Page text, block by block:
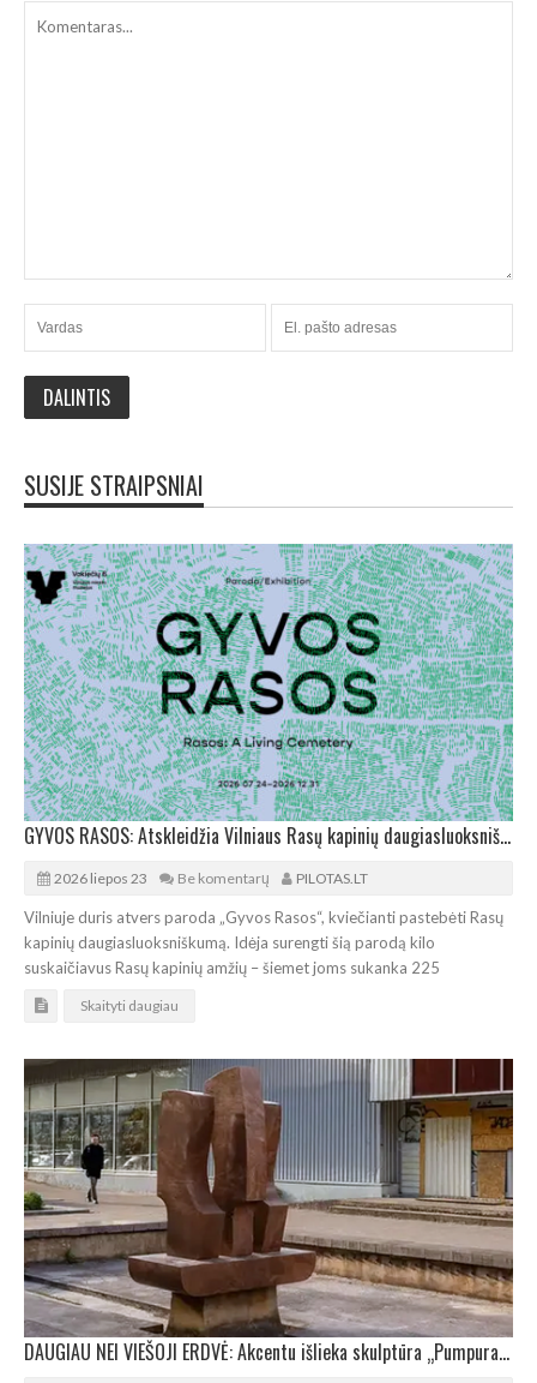
SUSIJE STRAIPSNIAI
GYVOS RASOS: Atskleidžia Vilniaus Rasų kapinių daugiasluoksniškumą
2026 liepos 23 Be komentarų PILOTAS.LT
Vilniuje duris atvers paroda „Gyvos Rasos“, kviečianti pastebėti Rasų
kapinių daugiasluoksniškumą. Idėja surengti šią parodą kilo
suskaičiavus Rasų kapinių amžių – šiemet joms sukanka 225
Skaityti daugiau
DAUGIAU NEI VIEŠOJI ERDVĖ: Akcentu išlieka skulptūra „Pumpuras“